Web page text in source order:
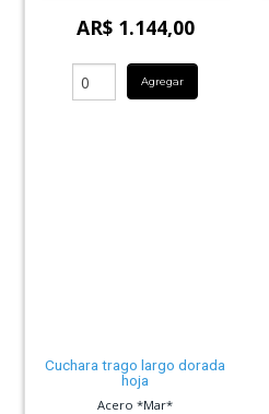
AR$ 1.144,00
Agregar
Cuchara trago largo dorada
hoja
Acero *Mar*